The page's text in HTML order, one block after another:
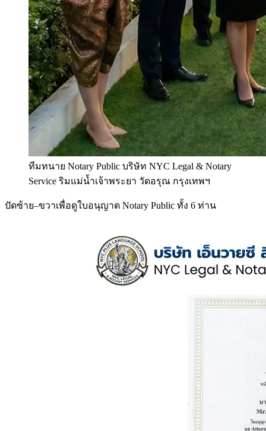
ทีมทนาย Notary Public บริษัท NYC Legal & Notary
Service ริมแม่น้ำเจ้าพระยา วัดอรุณ กรุงเทพฯ
ปัดซ้าย–ขวาเพื่อดูใบอนุญาต Notary Public ทั้ง 6 ท่าน